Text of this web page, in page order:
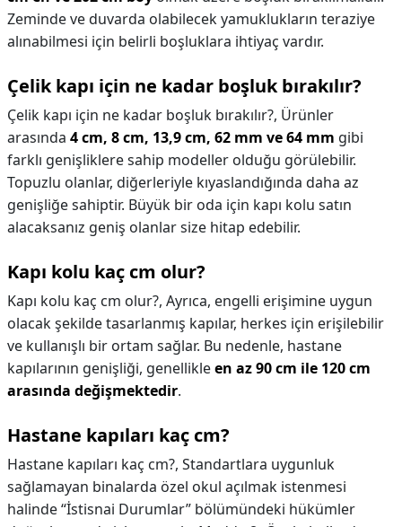
Zeminde ve duvarda olabilecek yamuklukların teraziye
alınabilmesi için belirli boşluklara ihtiyaç vardır.
Çelik kapı için ne kadar boşluk bırakılır?
Çelik kapı için ne kadar boşluk bırakılır?, Ürünler
arasında 4 cm, 8 cm, 13,9 cm, 62 mm ve 64 mm gibi
farklı genişliklere sahip modeller olduğu görülebilir.
Topuzlu olanlar, diğerleriyle kıyaslandığında daha az
genişliğe sahiptir. Büyük bir oda için kapı kolu satın
alacaksanız geniş olanlar size hitap edebilir.
Kapı kolu kaç cm olur?
Kapı kolu kaç cm olur?, Ayrıca, engelli erişimine uygun
olacak şekilde tasarlanmış kapılar, herkes için erişilebilir
ve kullanışlı bir ortam sağlar. Bu nedenle, hastane
kapılarının genişliği, genellikleen az 90 cm ile 120 cm
arasında değişmektedir.
Hastane kapıları kaç cm?
Hastane kapıları kaç cm?, Standartlara uygunluk
sağlamayan binalarda özel okul açılmak istenmesi
halinde “İstisnai Durumlar” bölümündeki hükümler